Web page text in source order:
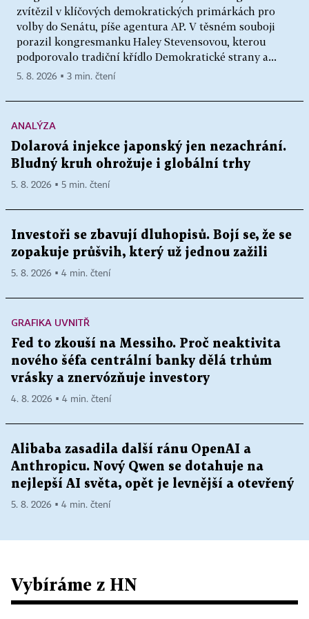
zvítězil v klíčových demokratických primárkách pro
volby do Senátu, píše agentura AP. V těsném souboji
porazil kongresmanku Haley Stevensovou, kterou
podporovalo tradiční křídlo Demokratické strany a...
5. 8. 2026 ▪ 3 min. čtení
ANALÝZA
Dolarová injekce japonský jen nezachrání.
Bludný kruh ohrožuje i globální trhy
5. 8. 2026 ▪ 5 min. čtení
Investoři se zbavují dluhopisů. Bojí se, že se
zopakuje průšvih, který už jednou zažili
5. 8. 2026 ▪ 4 min. čtení
GRAFIKA UVNITŘ
Fed to zkouší na Messiho. Proč neaktivita
nového šéfa centrální banky dělá trhům
vrásky a znervózňuje investory
4. 8. 2026 ▪ 4 min. čtení
Alibaba zasadila další ránu OpenAI a
Anthropicu. Nový Qwen se dotahuje na
nejlepší AI světa, opět je levnější a otevřený
5. 8. 2026 ▪ 4 min. čtení
Vybíráme z HN